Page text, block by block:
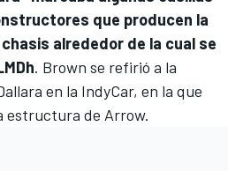
que producen la
alrededor de la cual se
. Brown se refirió a la
en la IndyCar, en la que
estructura de Arrow.